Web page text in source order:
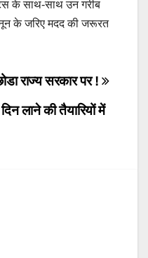
के साथ-साथ उन गरीब
के जरिए मदद की जरूरत
राज्य सरकार पर !
लाने की तैयारियों में